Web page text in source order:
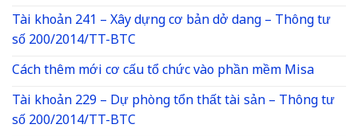
Tài khoản 241 – Xây dựng cơ bản dở dang – Thông tư
số 200/2014/TT-BTC
Cách thêm mới cơ cấu tổ chức vào phần mềm Misa
Tài khoản 229 – Dự phòng tổn thất tài sản – Thông tư
số 200/2014/TT-BTC